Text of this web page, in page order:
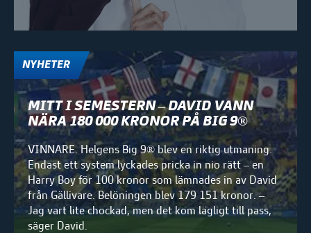
NYHETER
MITT I SEMESTERN – DAVID VANN
NÄRA 180 000 KRONOR PÅ BIG 9®
VINNARE. Helgens Big 9® blev en riktig utmaning.
Endast ett system lyckades pricka in nio rätt – en
Harry Boy för 100 kronor som lämnades in av David
från Gällivare. Belöningen blev 179 151 kronor. –
Jag vart lite chockad, men det kom lägligt till pass,
säger David.